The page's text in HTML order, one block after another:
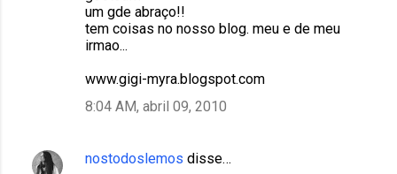
um gde abraço!!
tem coisas no nosso blog. meu e de meu
irmao...
www.gigi-myra.blogspot.com
8:04 AM, abril 09, 2010
nostodoslemos disse…